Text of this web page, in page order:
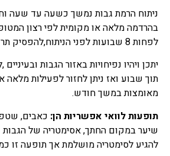
ניתוח הרמת גבות נמשך כשעה עד שעה
בהרדמה מלאה או מקומית לפי רצון
לפחות 8 שבועות לפני הניתוח,להפסיק תרופות מדללי דם.
יתכן ויהיו נפיחויות באזור הגבות
תוך שבוע ואז ניתן לחזור לפעילות
מאומצות במשך חודש.
תופעות לוואי אפשריות הן: כאבים,
שיער במקום החתך, אסימטריה של הגבות
להגיע לסימטריה מושלמת אך תופעה זו